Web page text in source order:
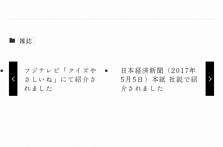
雑誌
フジテレビ「クイズや
さしいね」にて紹介さ
れました
日本経済新聞（2017年
5月5日）本紙 社説で紹
介されました